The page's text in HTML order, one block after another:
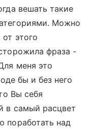
вешать такие
Можно
этого
фраза -
меня это
бы и без него
Вы себя
в самый расцвет
поработать над